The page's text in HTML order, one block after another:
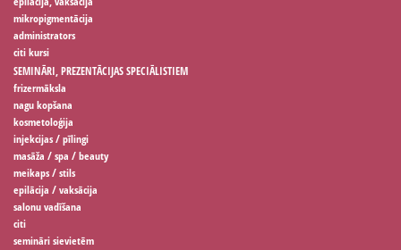
mikropigmentācija
administrators
citi kursi
SEMINĀRI, PREZENTĀCIJAS SPECIĀLISTIEM
frizermāksla
nagu kopšana
kosmetoloģija
injekcijas / pīlingi
masāža / spa / beauty
meikaps / stils
epilācija / vaksācija
salonu vadīšana
citi
semināri sievietēm